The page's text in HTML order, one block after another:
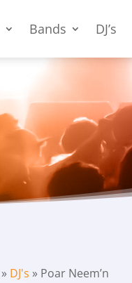
Bands DJ’s
» DJ's » Poar Neem’n